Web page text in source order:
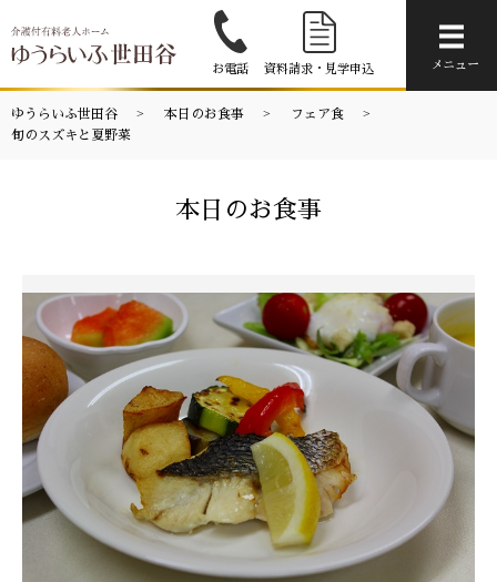
お電話 資料請求・見学申込 メニュー
ゆうらいふ世田谷 本日のお食事
フェア食
旬のスズキと夏野菜
本日のお食事